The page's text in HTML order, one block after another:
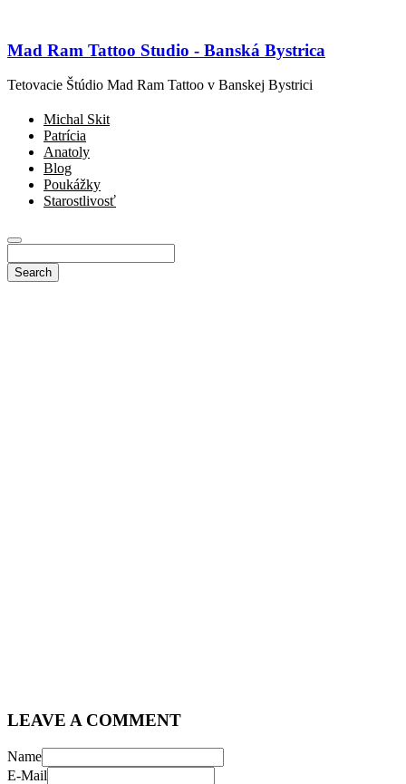
Mad Ram Tattoo Studio - Banská Bystrica
Tetovacie Štúdio Mad Ram Tattoo v Banskej Bystrici
Michal Skit
Patrícia
Anatoly
Blog
Poukážky
Starostlivosť
LEAVE A COMMENT
Name
E-Mail